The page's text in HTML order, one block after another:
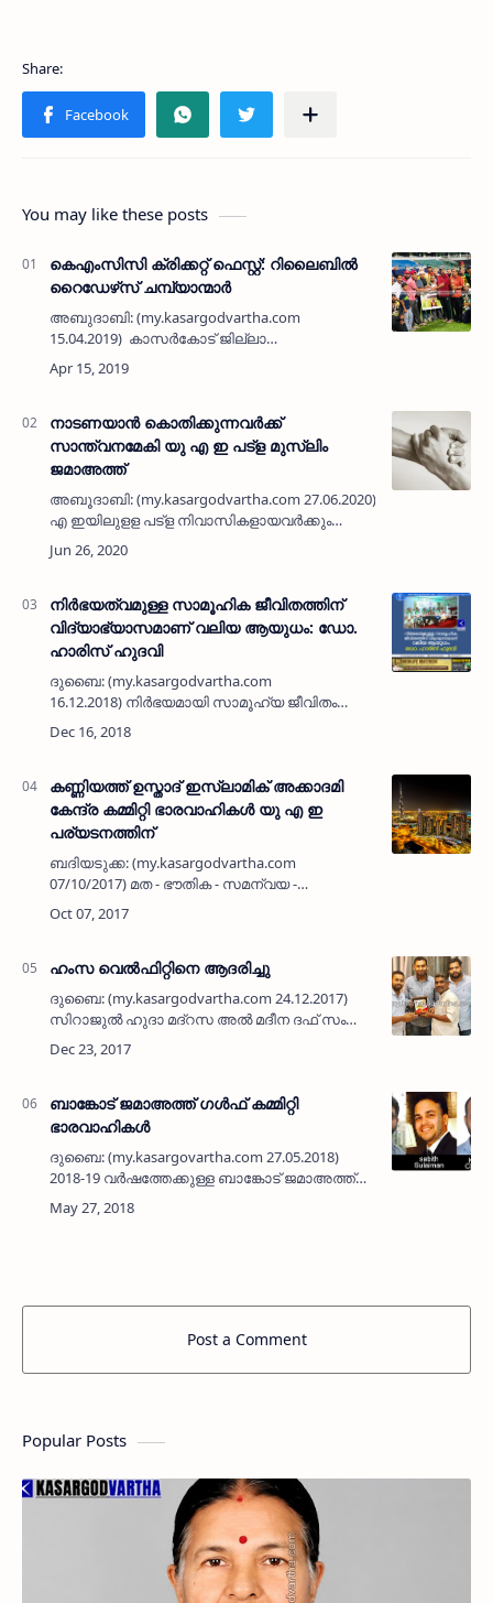
You may like these posts
കെഎംസിസി ക്രിക്കറ്റ് ഫെസ്റ്റ്: റിലൈബില്‍
റൈഡേഴ്‌സ് ചമ്പ്യാന്മാര്‍
അബുദാബി: (my.kasargodvartha.com
15.04.2019) കാസര്‍കോട് ജില്ലാ
കെഎംസിസിയുടെ ആഭിമുഖ്യത്തില്‍
അബുദാബി ഷെയ്ഖ് സായിദ് ഇന്റര്‍നാഷണല്‍
നാടണയാന്‍ കൊതിക്കുന്നവര്‍ക്ക്
സാന്ത്വനമേകി യു എ ഇ പട്‌ള മുസ്ലിം
ജമാഅത്ത്
അബൂദാബി: (my.kasargodvartha.com 27.06.2020) യു
എ ഇയിലുളള പട്‌ള നിവാസികളായവര്‍ക്കും
വിസിറ്റിംഗ് വിസയില്‍പ്പോയി ജോലി ലഭിക്കാതെ
പ്രയാസമനുഭവിക്കുന്നവര്‍ക്കും ജോലി നഷ്ട…
നിര്‍ഭയത്വമുള്ള സാമൂഹിക ജീവിതത്തിന്
വിദ്യാഭ്യാസമാണ് വലിയ ആയുധം: ഡോ.
ഹാരിസ് ഹുദവി
ദുബൈ: (my.kasargodvartha.com
16.12.2018) നിര്‍ഭയമായി സാമൂഹ്യ ജീവിതം
നയിക്കാന്‍ ഏറ്റവും സഹായകമായ ആയുധം
വിദ്യാഭ്യാസം തന്നെയാണെന്നന്ന് പുതിയ
കണ്ണിയത്ത് ഉസ്താദ് ഇസ്ലാമിക് അക്കാദമി
കേന്ദ്ര കമ്മിറ്റി ഭാരവാഹികള്‍ യു എ ഇ
പര്യടനത്തിന്
ബദിയടുക്ക: (my.kasargodvartha.com
07/10/2017) മത - ഭൗതിക - സമന്വയ -
വിദ്യാഭ്യാസ രംഗത്ത് ചുരുങ്ങിയ കാലം കൊണ്ട്
ഏറെ വളര്‍ന്നു കൊണ്ടിരിക്കുന്ന ബദിയടുക്ക
ഹംസ വെല്‍ഫിറ്റിനെ ആദരിച്ചു
ദുബൈ: (my.kasargodvartha.com 24.12.2017)
സിറാജുല്‍ ഹുദാ മദ്‌റസ അല്‍ മദീന ദഫ് സംഘം
പ്രസിഡന്റ് ഹംസ വെല്‍ഫിറ്റ്‌നെ വാസ് ദുബൈ
കമ്മിറ്റി ആദരിച്ചു. മുഹമ്മദ് കുഞ്ഞി മാമി
ബാങ്കോട് ജമാഅത്ത് ഗള്‍ഫ് കമ്മിറ്റി
ഭാരവാഹികള്‍
ദുബൈ: (my.kasargovartha.com 27.05.2018)
2018-19 വര്‍ഷത്തേക്കുള്ള ബാങ്കോട് ജമാഅത്ത്
ഗള്‍ഫ് കമ്മിറ്റി ഭാരവാഹികളെ തെരഞ്ഞെടുത്തു.
ദുബൈ അല്‍ ഖലീജ് ഗ്രാന്‍ഡ് ഹോട്ടലില്‍ നടന്ന
Post a Comment
Popular Posts